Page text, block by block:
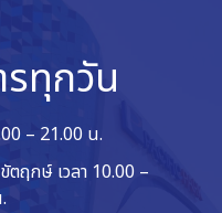
รทุกวัน
– 21.00 น.
ตฤกษ์ เวลา 10.00 –